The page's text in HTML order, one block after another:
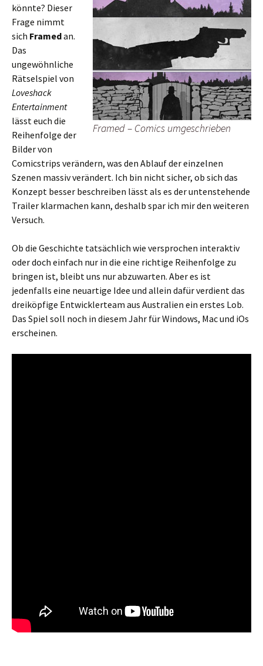
Framed – Comics umgeschrieben
könnte? Dieser
Frage nimmt
sich Framedan.
Das
ungewöhnliche
Rätselspiel von
Loveshack
Entertainment
lässt euch die
Reihenfolge der
Bilder von
Comicstrips verändern, was den Ablauf der einzelnen
Szenen massiv verändert. Ich bin nicht sicher, ob sich das
Konzept besser beschreiben lässt als es der untenstehende
Trailer klarmachen kann, deshalb spar ich mir den weiteren
Versuch.
Ob die Geschichte tatsächlich wie versprochen interaktiv
oder doch einfach nur in die eine richtige Reihenfolge zu
bringen ist, bleibt uns nur abzuwarten. Aber es ist
jedenfalls eine neuartige Idee und allein dafür verdient das
dreiköpfige Entwicklerteam aus Australien ein erstes Lob.
Das Spiel soll noch in diesem Jahr für Windows, Mac und iOs
erscheinen.